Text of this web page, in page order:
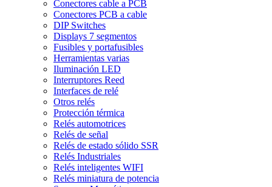
Conectores cable a PCB
Conectores PCB a cable
DIP Switches
Displays 7 segmentos
Fusibles y portafusibles
Herramientas varias
Iluminación LED
Interruptores Reed
Interfaces de relé
Otros relés
Protección térmica
Relés automotrices
Relés de señal
Relés de estado sólido SSR
Relés Industriales
Relés inteligentes WIFI
Relés miniatura de potencia